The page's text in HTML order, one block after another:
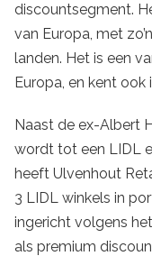
discountsegment.
van Europa, met
landen. Het is een
Europa, en kent ook
Naast de ex-Albert
wordt tot een LIDL
heeft Ulvenhout
3 LIDL winkels in
ingericht volgens het
als premium